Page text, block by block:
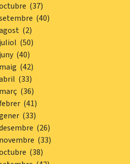
(37)
(40)
(2)
(50)
(40)
(42)
(33)
(36)
(41)
(33)
(26)
(33)
(38)